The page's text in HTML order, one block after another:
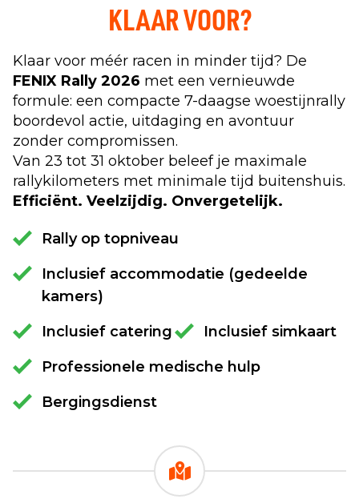
KLAAR VOOR?
Klaar voor méér racen in minder tijd? De
FENIX Rally 2026 met een vernieuwde
formule: een compacte 7-daagse woestijnrally
boordevol actie, uitdaging en avontuur
zonder compromissen.
Van 23 tot 31 oktober beleef je maximale
rallykilometers met minimale tijd buitenshuis.
Efficiënt. Veelzijdig. Onvergetelijk.
Rally op topniveau
Inclusief accommodatie (gedeelde
kamers)
Inclusief catering
Inclusief simkaart
Professionele medische hulp
Bergingsdienst